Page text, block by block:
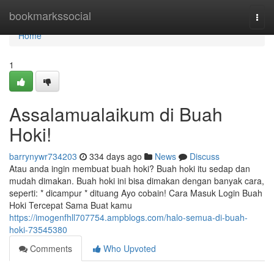
bookmarkssocial
Home
Home
1
Assalamualaikum di Buah
Hoki!
barrynywr734203 334 days ago News
Discuss
Atau anda ingin membuat buah hoki? Buah hoki itu sedap dan
mudah dimakan. Buah hoki ini bisa dimakan dengan banyak cara,
seperti: * dicampur * dituang Ayo cobain! Cara Masuk Login Buah
Hoki Tercepat Sama Buat kamu
https://imogenfhll707754.ampblogs.com/halo-semua-di-buah-
hoki-73545380
Comments
Who Upvoted